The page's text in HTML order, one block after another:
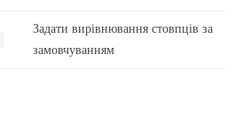
Задати вирівнювання стовпців за
замовчуванням